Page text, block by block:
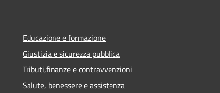
Educazione e formazione
Giustizia e sicurezza pubblica
Tributi,finanze e contravvenzioni
Salute, benessere e assistenza